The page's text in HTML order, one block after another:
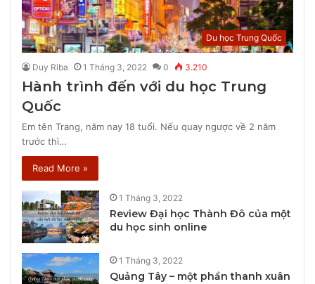
Du học Trung Quốc
Duy Riba 1 Tháng 3, 2022 0 3.210
Hành trình đến với du học Trung
Quốc
Em tên Trang, năm nay 18 tuổi. Nếu quay ngược về 2 năm
trước thì…
Read More »
1 Tháng 3, 2022
Review Đại học Thành Đô của một
du học sinh online
1 Tháng 3, 2022
Quảng Tây – một phần thanh xuân